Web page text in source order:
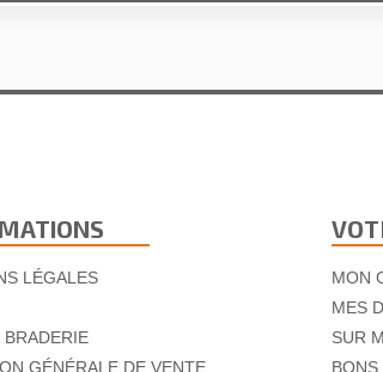
LÉGALES
GÉNÉRALE DE VENTE
MON
MES
SUR